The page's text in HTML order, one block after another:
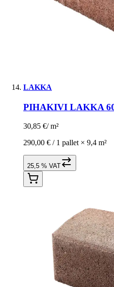
LAKKA
PIHAKIVI LAKKA
30,85 €/ m²
290,00 € / 1 pallet × 9,4 m²
25,5 % VAT